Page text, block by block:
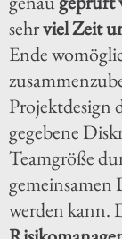
sehrviel Zeit
Ende
Projektdesign
gegebene
Teamgröße
gemeinsamen
werden kann.